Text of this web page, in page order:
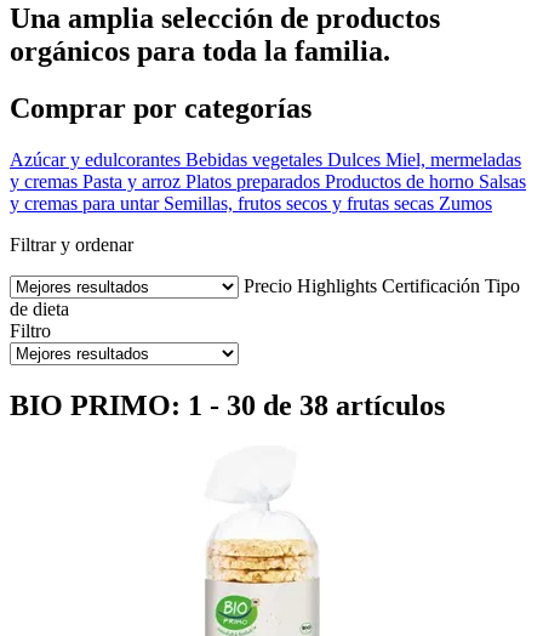
Una amplia selección de productos
orgánicos para toda la familia.
Comprar por categorías
Azúcar y edulcorantes Bebidas vegetales Dulces Miel, mermeladas
y cremas Pasta y arroz Platos preparados Productos de horno Salsas
y cremas para untar Semillas, frutos secos y frutas secas Zumos
Filtrar y ordenar
Precio Highlights Certificación Tipo
de dieta
Filtro
BIO PRIMO: 1 - 30 de 38 artículos